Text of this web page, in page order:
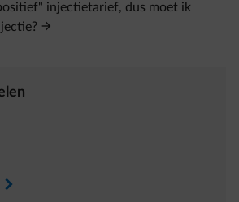
injectietarief, dus moet ik
arrow-right